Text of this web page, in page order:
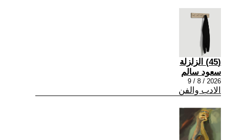
(45) الزلزلة
سعود سالم
2026 / 8 / 9
الادب والفن